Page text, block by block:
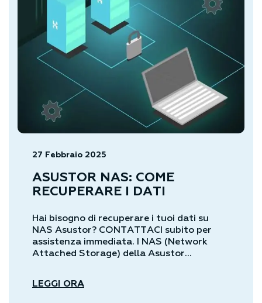
27 Febbraio 2025
ASUSTOR NAS: COME
RECUPERARE I DATI
Hai bisogno di recuperare i tuoi dati su
NAS Asustor? CONTATTACI subito per
assistenza immediata. I NAS (Network
Attached Storage) della Asustor...
LEGGI ORA